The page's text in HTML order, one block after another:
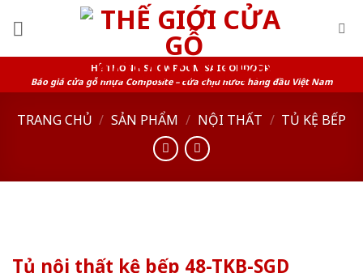
HỆ THỐNG SHOWROOM SAIGONDOOR
Báo giá cửa gỗ nhựa Composite – cửa chịu nước hàng đầu Việt Nam
TRANG CHỦ / SẢN PHẨM / NỘI THẤT / TỦ KỆ BẾP
Tủ nội thất kệ bếp 48-TKB-SGD